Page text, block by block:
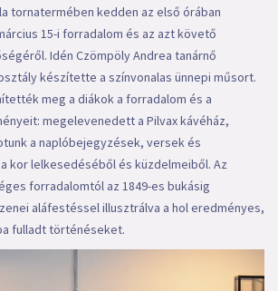
tornatermében kedden az első órában
15-i forradalom és az azt követő
Idén Czömpöly Andrea tanárnő
készítette a színvonalas ünnepi műsort.
meg a diákok a forradalom és a
megelevenedett a Pilvax kávéház,
a naplóbejegyzések, versek és
kor lelkesedéséből és küzdelmeiből. Az
forradalomtól az 1849-es bukásig
aláfestéssel illusztrálva a hol eredményes,
fulladt történéseket.